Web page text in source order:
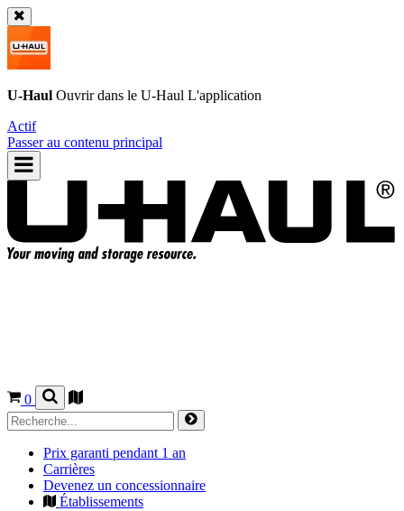
U-Haul Ouvrir dans le U-Haul L'application
Actif
Passer au contenu principal
0
Prix garanti pendant 1 an
Carrières
Devenez un concessionnaire
Établissements